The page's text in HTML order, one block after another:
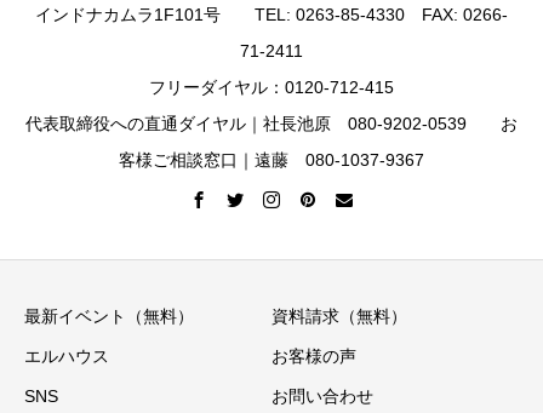
インドナカムラ1F101号 TEL: 0263-85-4330 FAX: 0266-
71-2411
フリーダイヤル：0120-712-415
代表取締役への直通ダイヤル｜社長池原 080-9202-0539 お
客様ご相談窓口｜遠藤 080-1037-9367
最新イベント（無料） 資料請求（無料）
エルハウス お客様の声
SNS お問い合わせ